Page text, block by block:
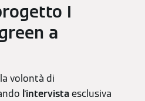
I
a
volontà di
l'intervistaesclusiva